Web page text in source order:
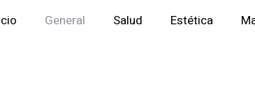
General Salud Estética